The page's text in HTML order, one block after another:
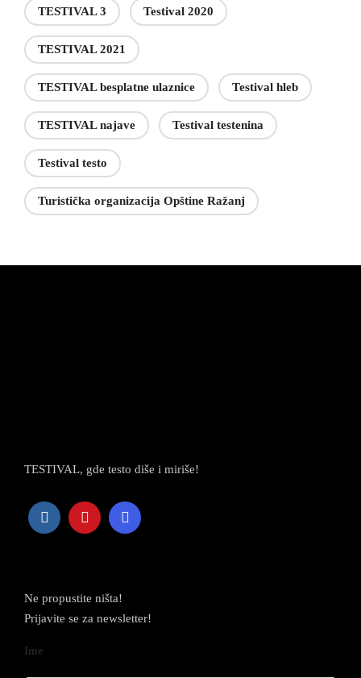
TESTIVAL 3 Testival 2020
TESTIVAL 2021
TESTIVAL besplatne ulaznice Testival hleb
TESTIVAL najave Testival testenina
Testival testo
Turistička organizacija Opštine Ražanj
TESTIVAL, gde testo diše i miriše!
Ne propustite ništa!
Prijavite se za newsletter!
Ime